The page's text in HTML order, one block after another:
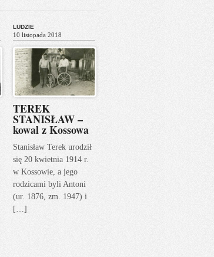
LUDZIE
10 listopada 2018
TEREK
STANISŁAW –
kowal z Kossowa
Stanisław Terek urodził
się 20 kwietnia 1914 r.
w Kossowie, a jego
rodzicami byli Antoni
(ur. 1876, zm. 1947) i
[…]